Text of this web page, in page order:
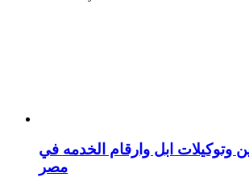
وتوكيلات ابل وارقام الخدمه في
مصر